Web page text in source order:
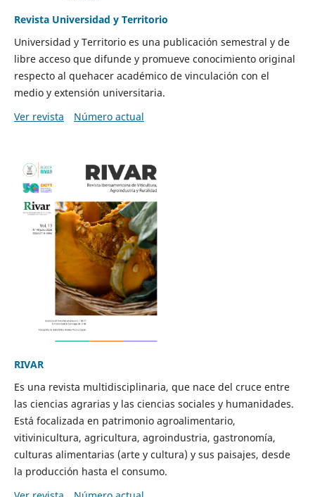
Revista Universidad y Territorio
Universidad y Territorio es una publicación semestral y de
libre acceso que difunde y promueve conocimiento original
respecto al quehacer académico de vinculación con el
medio y extensión universitaria.
Ver revista
Número actual
RIVAR
Es una revista multidisciplinaria, que nace del cruce entre
las ciencias agrarias y las ciencias sociales y humanidades.
Está focalizada en patrimonio agroalimentario,
vitivinicultura, agricultura, agroindustria, gastronomía,
culturas alimentarias (arte y cultura) y sus paisajes, desde
la producción hasta el consumo.